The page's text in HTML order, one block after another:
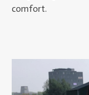
comfort.